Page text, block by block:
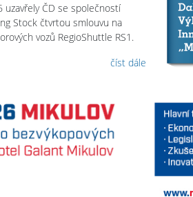
uzavřely ČD se společností
Stock čtvrtou smlouvu na
vozů RegioShuttle RS1.
číst dále